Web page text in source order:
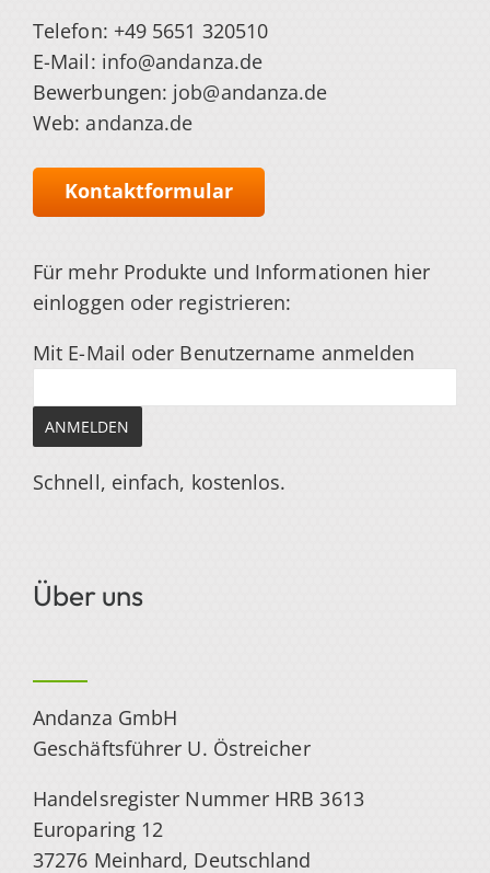
Telefon: +49 5651 320510
E-Mail: info@andanza.de
Bewerbungen: job@andanza.de
Web:andanza.de
Kontaktformular
Für mehr Produkte und Informationen hier
einloggen oder registrieren:
Mit E-Mail oder Benutzername anmelden
Schnell, einfach, kostenlos.
Über uns
Andanza GmbH
Geschäftsführer U. Östreicher
Handelsregister Nummer HRB 3613
Europaring 12
37276 Meinhard, Deutschland